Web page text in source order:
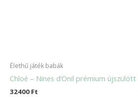
Élethű játék babák
Chloé – Nines d’Onil prémium
32400 Ft